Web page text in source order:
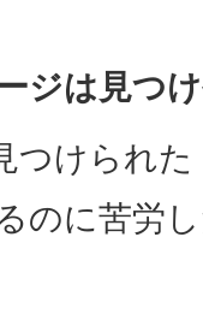
ジは見つ
つけられた
のに苦労